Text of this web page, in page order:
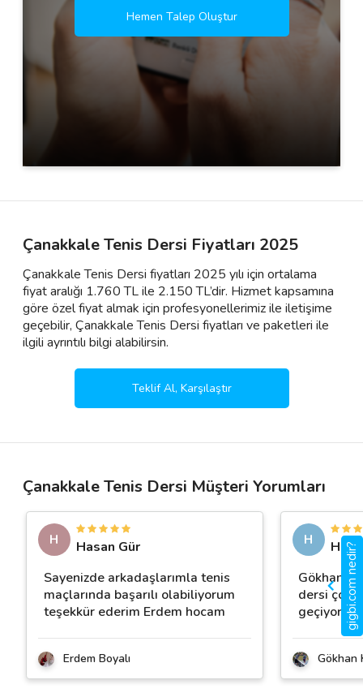
Hemen Talep Oluştur
Çanakkale Tenis Dersi Fiyatları 2025
Çanakkale Tenis Dersi fiyatları 2025 yılı için ortalama
fiyat aralığı 1.760 TL ile 2.150 TL’dir. Hizmet kapsamına
göre özel fiyat almak için profesyonellerimiz ile iletişime
geçebilir, Çanakkale Tenis Dersi fiyatları ve paketleri ile
ilgili ayrıntılı bilgi alabilirsin.
Teklif Al, Karşılaştır
Çanakkale Tenis Dersi Müşteri Yorumları
H
Hasan Gür
Sayenizde arkadaşlarımla tenis
maçlarında başarılı olabiliyorum
teşekkür ederim Erdem hocam
Erdem Boyalı
H
Gökhan
dersi çok
geçiyor
Gökhan
gigbi.com nedir?